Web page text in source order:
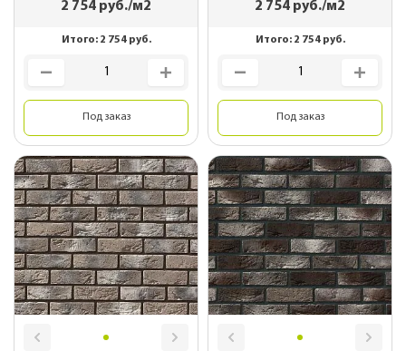
2 754 руб./м2
Итого: 2 754руб.
Под заказ
2 754 руб./м2
Итого: 2 754руб.
Под заказ